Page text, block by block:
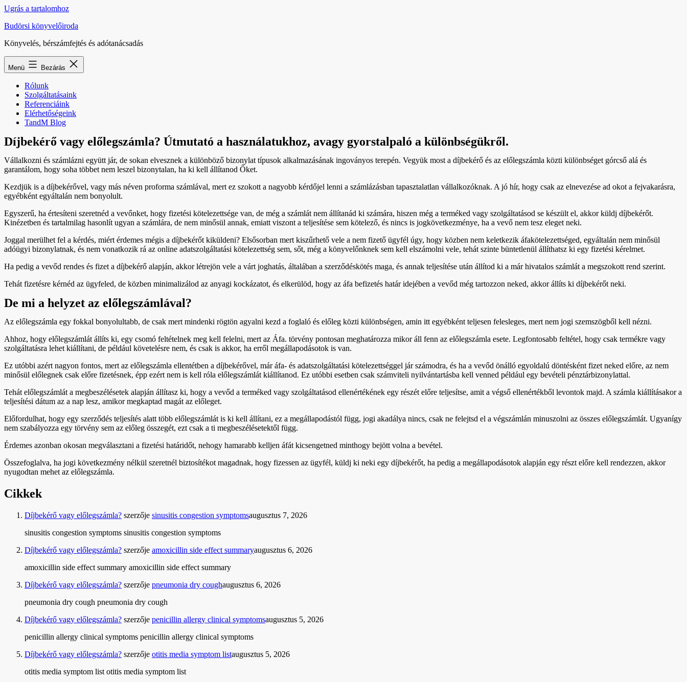
Ugrás a tartalomhoz
Budörsi könyvelőiroda
Könyvelés, bérszámfejtés és adótanácsadás
Menü Bezárás
Rólunk
Szolgáltatásaink
Referenciáink
Elérhetőségeink
TandM Blog
Díjbekérő vagy előlegszámla? Útmutató a használatukhoz, avagy gyorstalpaló a különbségükről.
Vállalkozni és számlázni együtt jár, de sokan elvesznek a különböző bizonylat típusok alkalmazásának ingoványos terepén. Vegyük most a díjbekérő és az előlegszámla közti különbséget górcső alá és
garantálom, hogy soha többet nem leszel bizonytalan, ha ki kell állítanod Őket.
Kezdjük is a díjbekérővel, vagy más néven proforma számlával, mert ez szokott a nagyobb kérdőjel lenni a számlázásban tapasztalatlan vállalkozóknak. A jó hír, hogy csak az elnevezése ad okot a fejvakarásra,
egyébként egyáltalán nem bonyolult.
Egyszerű, ha értesíteni szeretnéd a vevőnket, hogy fizetési kötelezettsége van, de még a számlát nem állítanád ki számára, hiszen még a terméked vagy szolgáltatásod se készült el, akkor küldj díjbekérőt.
Kinézetben és tartalmilag hasonlít ugyan a számlára, de nem minősül annak, emiatt viszont a teljesítése sem kötelező, és nincs is jogkövetkezménye, ha a vevő nem tesz eleget neki.
Joggal merülhet fel a kérdés, miért érdemes mégis a díjbekérőt kiküldeni? Elsősorban mert kiszűrhető vele a nem fizető ügyfél úgy, hogy közben nem keletkezik áfakötelezettséged, egyáltalán nem minősül
adóügyi bizonylatnak, és nem vonatkozik rá az online adatszolgáltatási kötelezettség sem, sőt, még a könyvelőnknek sem kell elszámolni vele, tehát szinte büntetlenül állíthatsz ki egy fizetési kérelmet.
Ha pedig a vevőd rendes és fizet a díjbekérő alapján, akkor létrejön vele a várt joghatás, általában a szerződéskötés maga, és annak teljesítése után állítod ki a már hivatalos számlát a megszokott rend szerint.
Tehát fizetésre kérnéd az ügyfeled, de közben minimalizálod az anyagi kockázatot, és elkerülöd, hogy az áfa befizetés határ idejében a vevőd még tartozzon neked, akkor állíts ki díjbekérőt neki.
De mi a helyzet az előlegszámlával?
Az előlegszámla egy fokkal bonyolultabb, de csak mert mindenki rögtön agyalni kezd a foglaló és előleg közti különbségen, amin itt egyébként teljesen felesleges, mert nem jogi szemszögből kell nézni.
Ahhoz, hogy előlegszámlát állíts ki, egy csomó feltételnek meg kell felelni, mert az Áfa. törvény pontosan meghatározza mikor áll fenn az előlegszámla esete. Legfontosabb feltétel, hogy csak termékre vagy
szolgáltatásra lehet kiállítani, de például követelésre nem, és csak is akkor, ha erről megállapodásotok is van.
Ez utóbbi azért nagyon fontos, mert az előlegszámla ellentétben a díjbekérővel, már áfa- és adatszolgáltatási kötelezettséggel jár számodra, és ha a vevőd önálló egyoldalú döntésként fizet neked előre, az nem
minősül előlegnek csak előre fizetésnek, épp ezért nem is kell róla előlegszámlát kiállítanod. Ez utóbbi esetben csak számviteli nyilvántartásba kell venned például egy bevételi pénztárbizonylattal.
Tehát előlegszámlát a megbeszélésetek alapján állítasz ki, hogy a vevőd a terméked vagy szolgáltatásod ellenértékének egy részét előre teljesítse, amit a végső ellenértékből levontok majd. A számla kiállításakor a
teljesítési dátum az a nap lesz, amikor megkaptad magát az előleget.
Előfordulhat, hogy egy szerződés teljesítés alatt több előlegszámlát is ki kell állítani, ez a megállapodástól függ, jogi akadálya nincs, csak ne felejtsd el a végszámlán minuszolni az összes előlegszámlát. Ugyanígy
nem szabályozza egy törvény sem az előleg összegét, ezt csak a ti megbeszélésetektől függ.
Érdemes azonban okosan megválasztani a fizetési határidőt, nehogy hamarabb kelljen áfát kicsengetned minthogy bejött volna a bevétel.
Összefoglalva, ha jogi következmény nélkül szeretnél biztosítékot magadnak, hogy fizessen az ügyfél, küldj ki neki egy díjbekérőt, ha pedig a megállapodásotok alapján egy részt előre kell rendezzen, akkor
nyugodtan mehet az előlegszámla.
Cikkek
Díjbekérő vagy előlegszámla? szerzője sinusitis congestion symptomsaugusztus 7, 2026
sinusitis congestion symptoms sinusitis congestion symptoms
Díjbekérő vagy előlegszámla? szerzője amoxicillin side effect summaryaugusztus 6, 2026
amoxicillin side effect summary amoxicillin side effect summary
Díjbekérő vagy előlegszámla? szerzője pneumonia dry coughaugusztus 6, 2026
pneumonia dry cough pneumonia dry cough
Díjbekérő vagy előlegszámla? szerzője penicillin allergy clinical symptomsaugusztus 5, 2026
penicillin allergy clinical symptoms penicillin allergy clinical symptoms
Díjbekérő vagy előlegszámla? szerzője otitis media symptom listaugusztus 5, 2026
otitis media symptom list otitis media symptom list